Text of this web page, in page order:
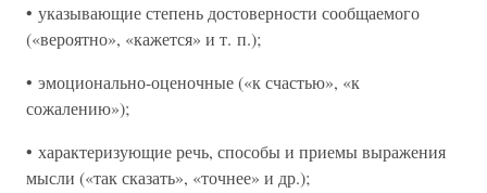
• указывающие степень достоверности сообщаемого
(«вероятно», «кажется» и т. п.);
• эмоционально-оценочные («к счастью», «к
сожалению»);
• характеризующие речь, способы и приемы выражения
мысли («так сказать», «точнее» и др.);